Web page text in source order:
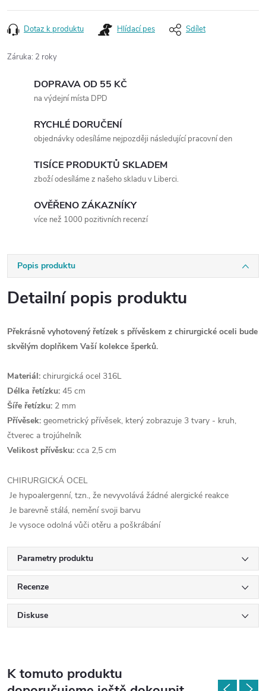
Dotaz k produktu Hlídací pes Sdílet
Záruka: 2 roky
DOPRAVA OD 55 KČ
na výdejní místa DPD
RYCHLÉ DORUČENÍ
objednávky odesíláme nejpozději následující pracovní den
TISÍCE PRODUKTŮ SKLADEM
zboží odesíláme z našeho skladu v Liberci.
OVĚŘENO ZÁKAZNÍKY
více než 1000 pozitivních recenzí
Popis produktu
Detailní popis produktu
Překrásně vyhotovený řetízek s přívěskem z chirurgické oceli bude
skvělým doplňkem Vaší kolekce šperků.
Materiál: chirurgická ocel 316L
Délka řetízku: 45 cm
Šíře řetízku: 2 mm
Přívěsek: geometrický přívěsek, který zobrazuje 3 tvary - kruh,
čtverec a trojúhelník
Velikost přívěsku: cca 2,5 cm
CHIRURGICKÁ OCEL
Je hypoalergenní, tzn., že nevyvolává žádné alergické reakce
Je barevně stálá, nemění svoji barvu
Je vysoce odolná vůči otěru a poškrábání
Parametry produktu
Recenze
Diskuse
K tomuto produktu